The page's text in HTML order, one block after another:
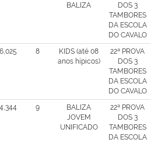
BALIZA
DOS 3
TAMBORES
DA ESCOLA
DO CAVALO
8
KIDS (até 08
anos hípicos)
22ª PROVA
DOS 3
TAMBORES
DA ESCOLA
DO CAVALO
9
BALIZA
JOVEM
UNIFICADO
22ª PROVA
DOS 3
TAMBORES
DA ESCOLA